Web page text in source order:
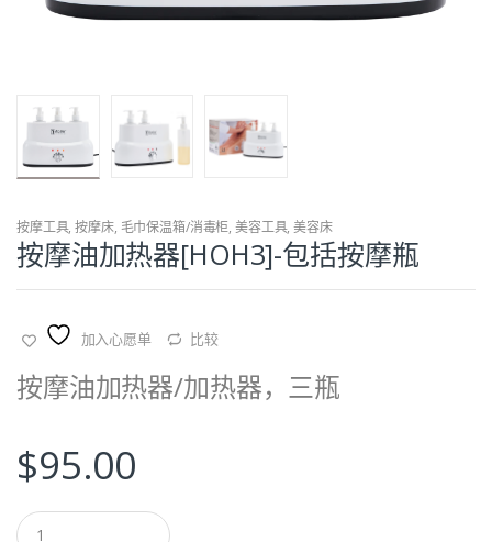
按摩工具,按摩床, 毛巾保温箱/消毒柜, 美容工具,美容床
按摩油加热器[HOH3]-包括按摩瓶
加入心愿单 比较
按摩油加热器/加热器，三瓶
$95.00
Q